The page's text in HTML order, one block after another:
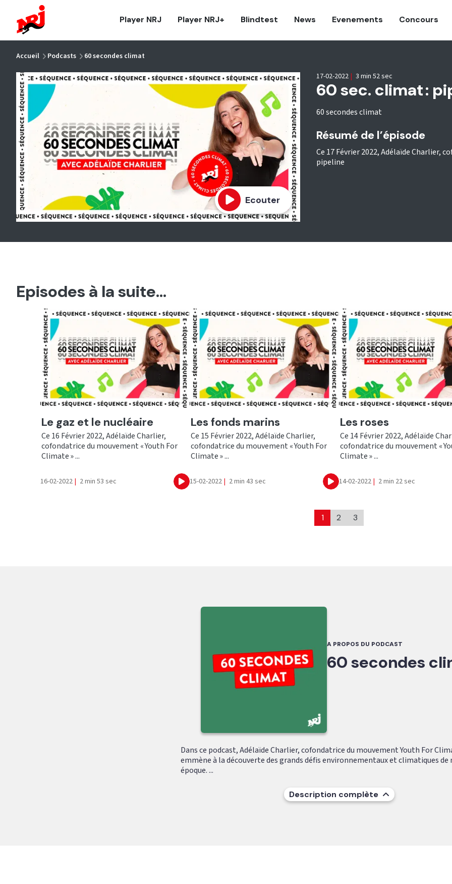
Player NRJ Player NRJ+ Blindtest News Evenements Concours
Accueil Podcasts 60 secondes climat
Ecouter
60 sec. climat :
60 secondes climat
17-02-2022 | 3 min 52 sec
Résumé de l’épisode
Ce 17 Février 2022, Adélaïde Charlier,
pipeline
Episodes à la suite...
Ecouter
Le gaz et le nucléaire
Ce 16 Février 2022, Adélaïde Charlier,
cofondatrice du mouvement « Youth For
Climate » ...
16-02-2022 | 2 min 53 sec Ecouter
Ecouter
Les fonds marins
Ce 15 Février 2022, Adélaïde Charlier,
cofondatrice du mouvement « Youth For
Climate » ...
15-02-2022 | 2 min 43 sec Ecouter
Ecouter
Les roses
Ce 14 Février 2022, Adélaïde
cofondatrice du mouvement «
Climate » ...
14-02-2022 | 2 min 22 sec
1 2 3
A PROPOS DU PODCAST
60 secondes
Dans ce podcast, Adélaïde Charlier, cofondatrice du mouvement Youth For
emmène à la découverte des grands défis environnementaux et climatiques de
époque. ...
Description complète